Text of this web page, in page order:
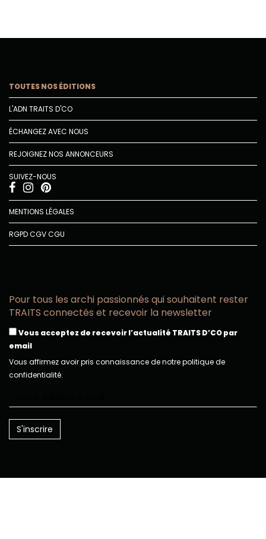
TOUTES NOS ÉDITIONS
L'ADN TRAITS D'CO
ÉCHANGEZ AVEC NOUS
REJOIGNEZ NOS ANNONCEURS
SUIVEZ-NOUS
MENTIONS LÉGALES
RGPDCGVCGU
Pour tous les archi passionnés qui souhaitent rester
TRAITS connectés et recevoir la newsletter
Vous acceptez de recevoir l’actualité TRAITS D’CO par
email
Vous affirmez avoir pris connaissance de notre politique de
confidentialité.